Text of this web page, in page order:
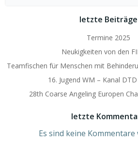
letzte Beiträge
Termine 2025
Neukigkeiten von den
Teamfischen für Menschen mit
16. Jugend WM – Kanal
28th Coarse Angeling Europen
letzte
Es sind keine Kommentare